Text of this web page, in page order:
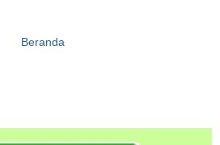
Beranda